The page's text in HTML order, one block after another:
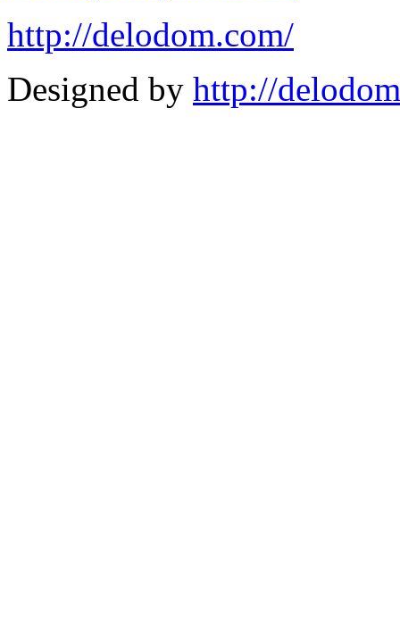
http://delodom.com/
Designed by http://